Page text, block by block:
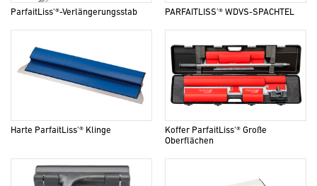
ParfaitLiss'®-Verlängerungsstab PARFAITLISS'® WDVS-SPACHTEL
Harte ParfaitLiss'® Klinge
Koffer ParfaitLiss'® Große
Oberflächen